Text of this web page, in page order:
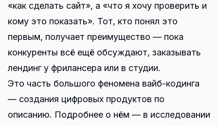
«как сделать сайт», а «что я хочу проверить и
кому это показать». Тот, кто понял это
первым, получает преимущество — пока
конкуренты всё ещё обсуждают, заказывать
лендинг у фрилансера или в студии.
Это часть большого феномена вайб-кодинга
— создания цифровых продуктов по
описанию. Подробнее о нём — в исследовании